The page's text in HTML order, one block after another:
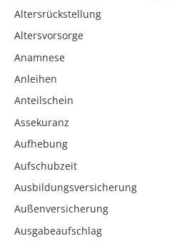
Altersrückstellung
Altersvorsorge
Anamnese
Anleihen
Anteilschein
Assekuranz
Aufhebung
Aufschubzeit
Ausbildungsversicherung
Außenversicherung
Ausgabeaufschlag